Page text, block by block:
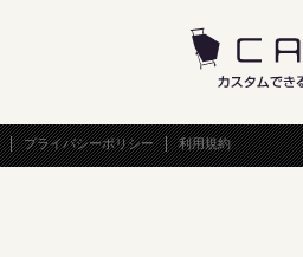
プライバシーポリシー 利用規約